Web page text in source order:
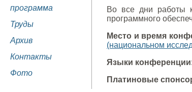
программа
Труды
Архив
Контакты
Фото
Во все дни работы
программного
Место и время
(национальном
Языки
Платиновые